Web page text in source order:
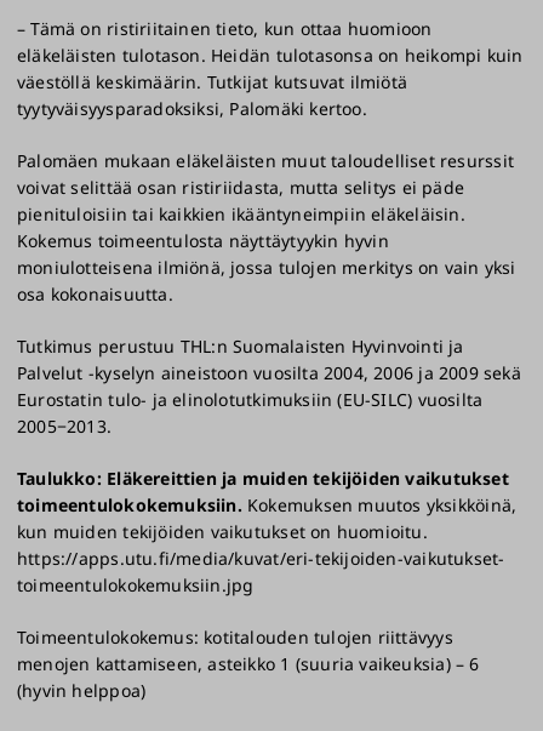
– Tämä on ristiriitainen tieto, kun ottaa huomioon
eläkeläisten tulotason. Heidän tulotasonsa on heikompi kuin
väestöllä keskimäärin. Tutkijat kutsuvat ilmiötä
tyytyväisyysparadoksiksi, Palomäki kertoo.
Palomäen mukaan eläkeläisten muut taloudelliset resurssit
voivat selittää osan ristiriidasta, mutta selitys ei päde
pienituloisiin tai kaikkien ikääntyneimpiin eläkeläisin.
Kokemus toimeentulosta näyttäytyykin hyvin
moniulotteisena ilmiönä, jossa tulojen merkitys on vain yksi
osa kokonaisuutta.
Tutkimus perustuu THL:n Suomalaisten Hyvinvointi ja
Palvelut -kyselyn aineistoon vuosilta 2004, 2006 ja 2009 sekä
Eurostatin tulo- ja elinolotutkimuksiin (EU-SILC) vuosilta
2005−2013.
Taulukko: Eläkereittien ja muiden tekijöiden vaikutukset
toimeentulokokemuksiin. Kokemuksen muutos yksikköinä,
kun muiden tekijöiden vaikutukset on huomioitu.
https://apps.utu.fi/media/kuvat/eri-tekijoiden-vaikutukset-
toimeentulokokemuksiin.jpg
Toimeentulokokemus: kotitalouden tulojen riittävyys
menojen kattamiseen, asteikko 1 (suuria vaikeuksia) – 6
(hyvin helppoa)